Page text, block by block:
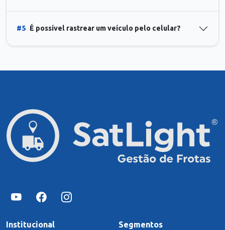
#5 É possível rastrear um veículo pelo celular?
Institucional Segmentos